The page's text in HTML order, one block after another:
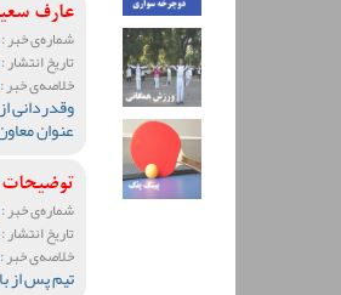
عارف
شماره‌ی خبر :
تاریخ انتشار :
خلاصه‌ی
وقدردانی
عنوان
توضیحات
شماره‌ی خبر :
تاریخ انتشار :
خلاصه‌ی
تیم پس از